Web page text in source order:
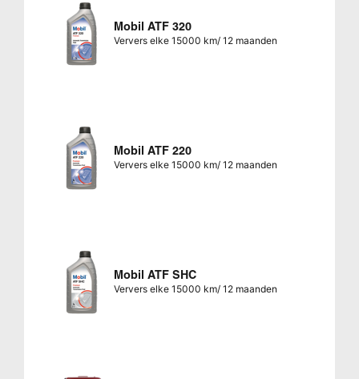
Mobil ATF 320
Ververs elke 15000 km/ 12 maanden
Mobil ATF 220
Ververs elke 15000 km/ 12 maanden
Mobil ATF SHC
Ververs elke 15000 km/ 12 maanden